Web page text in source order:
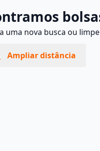
uma nova busca ou
Ampliar distância